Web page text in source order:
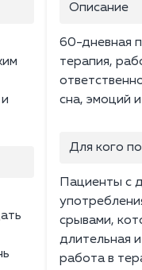
Описание
60-дневная
терапия,
сна, эмоций
Для кого
Пациенты с
срывами,
длительная
работа в